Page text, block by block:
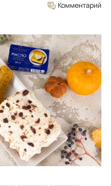
Комментарий